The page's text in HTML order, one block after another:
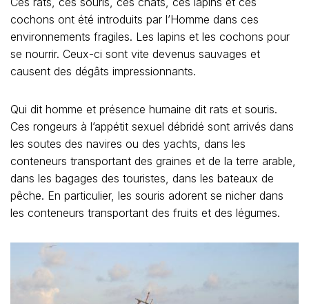
cochons ont été introduits par l’Homme dans ces
environnements fragiles. Les lapins et les cochons pour
se nourrir. Ceux-ci sont vite devenus sauvages et
causent des dégâts impressionnants.
Qui dit homme et présence humaine dit rats et souris.
Ces rongeurs à l’appétit sexuel débridé sont arrivés dans
les soutes des navires ou des yachts, dans les
conteneurs transportant des graines et de la terre arable,
dans les bagages des touristes, dans les bateaux de
pêche. En particulier, les souris adorent se nicher dans
les conteneurs transportant des fruits et des légumes.